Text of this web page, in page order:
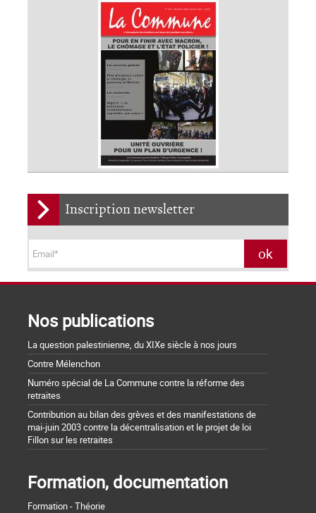
Inscription newsletter
Nos publications
La question palestinienne, du XIXe siècle à nos jours
Contre Mélenchon
Numéro spécial de La Commune contre la réforme des
retraites
Contribution au bilan des grèves et des manifestations de
mai-juin 2003 contre la décentralisation et le projet de loi
Fillon sur les retraites
Formation, documentation
Formation - Théorie